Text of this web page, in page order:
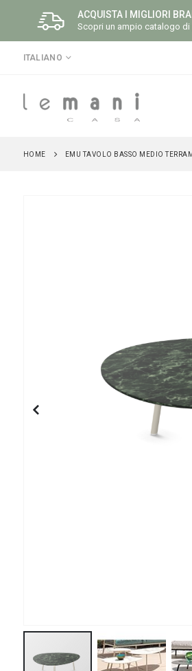
ACQUISTA I MIGLIORI
Scopri un ampio catalogo
LINGUA
ITALIANO
HOME EMU TAVOLO BASSO MEDIO